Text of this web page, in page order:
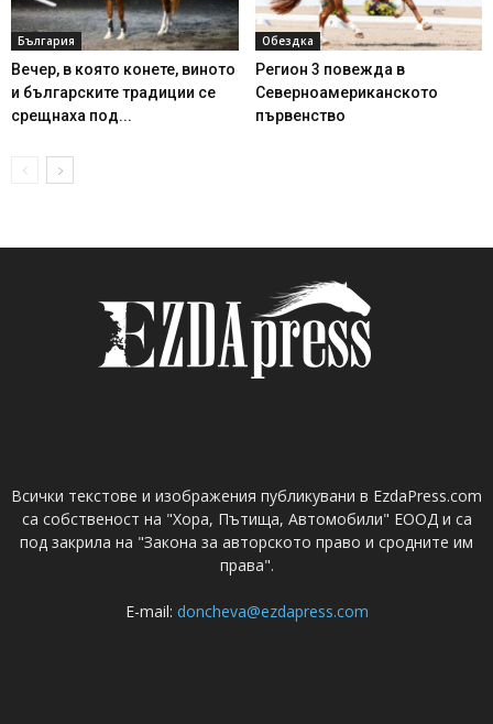
България
Вечер, в която конете, виното
и българските традиции се
срещнаха под...
Обездка
Регион 3 повежда в
Северноамериканското
първенство
Всички текстове и изображения публикувани в EzdaPress.com
са собственост на "Хора, Пътища, Автомобили" ЕООД и са
под закрила на "Закона за авторското право и сродните им
права".
E-mail: doncheva@ezdapress.com